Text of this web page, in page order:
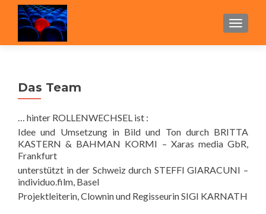
Das Team
… hinter ROLLENWECHSEL ist :
Idee und Umsetzung in Bild und Ton durch BRITTA
KASTERN & BAHMAN KORMI – Xaras media GbR,
Frankfurt
unterstützt in der Schweiz durch STEFFI GIARACUNI –
individuo.film, Basel
Projektleiterin, Clownin und Regisseurin SIGI KARNATH